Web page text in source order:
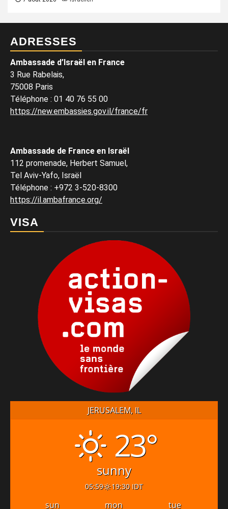
ADRESSES
Ambassade d’Israël en France
3 Rue Rabelais,
75008 Paris
Téléphone : 01 40 76 55 00
https://new.embassies.gov.il/france/fr
Ambassade de France en Israël
112 promenade, Herbert Samuel,
Tel Aviv-Yafo, Israël
Téléphone : +972 3-520-8300
https://il.ambafrance.org/
VISA
JERUSALEM, IL
23°
sunny
05:59 19:30 IDT
sun mon tue